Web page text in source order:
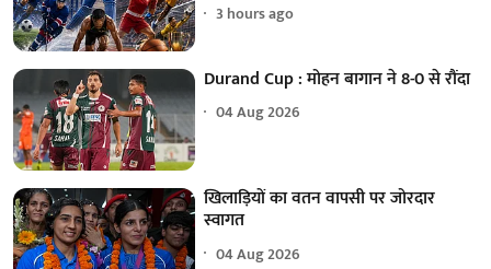
3 hours ago
Durand Cup : मोहन बागान ने 8-0 से रौंदा
04 Aug 2026
खिलाड़ियों का वतन वापसी पर जोरदार
स्वागत
04 Aug 2026